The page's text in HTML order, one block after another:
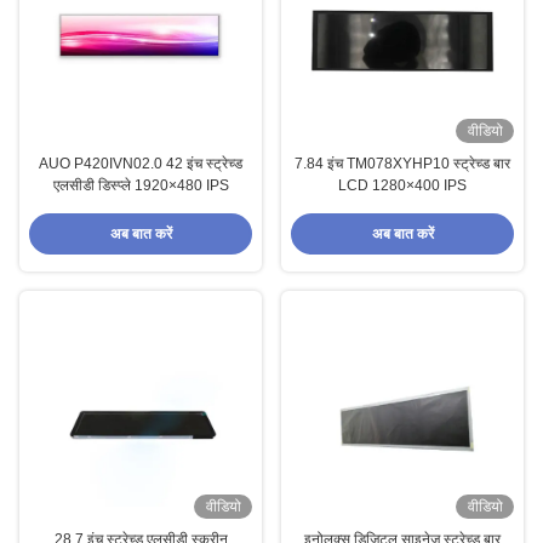
AUO P420IVN02.0 42 इंच स्ट्रेच्ड
एलसीडी डिस्प्ले 1920×480 IPS
अब बात करें
वीडियो
7.84 इंच TM078XYHP10 स्ट्रेच्ड बार
LCD 1280×400 IPS
अब बात करें
वीडियो
28.7 इंच स्ट्रेच्ड एलसीडी स्क्रीन
वीडियो
इनोलक्स डिजिटल साइनेज स्ट्रेच्ड बार